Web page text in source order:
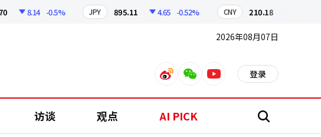
8.14 -0.5% JPY 895.11 4.65 -0.52% CNY 210.18
2026年08月07日
weiboweixinyoutube 登录
访谈 观点 AI PICK 搜